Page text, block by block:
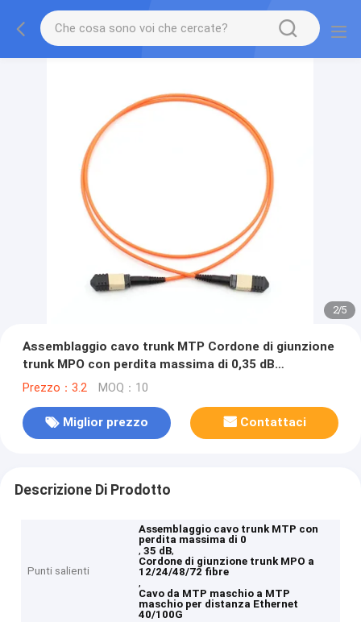
2/5
Assemblaggio cavo trunk MTP Cordone di giunzione
trunk MPO con perdita massima di 0,35 dB
12/24/48/72 fibre per distanza Ethernet 40/100G
Prezzo：3.2 MOQ：10
Miglior prezzo Contattaci
Descrizione Di Prodotto
Punti salienti
Assemblaggio cavo trunk MTP con
perdita massima di 0
,35 dB,
Cordone di giunzione trunk MPO a
12/24/48/72 fibre
,
Cavo da MTP maschio a MTP
maschio per distanza Ethernet
40/100G